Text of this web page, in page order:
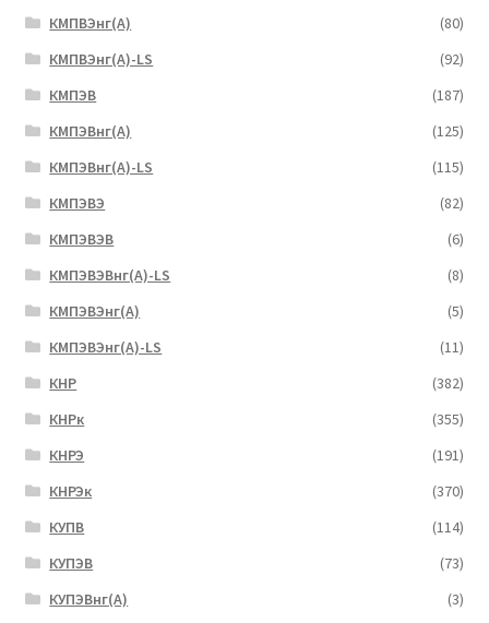
КМПВЭнг(А)
(80)
КМПВЭнг(А)-LS
(92)
КМПЭВ
(187)
КМПЭВнг(А)
(125)
КМПЭВнг(А)-LS
(115)
КМПЭВЭ
(82)
КМПЭВЭВ
(6)
КМПЭВЭВнг(А)-LS
(8)
КМПЭВЭнг(А)
(5)
КМПЭВЭнг(А)-LS
(11)
КНР
(382)
КНРк
(355)
КНРЭ
(191)
КНРЭк
(370)
КУПВ
(114)
КУПЭВ
(73)
КУПЭВнг(А)
(3)